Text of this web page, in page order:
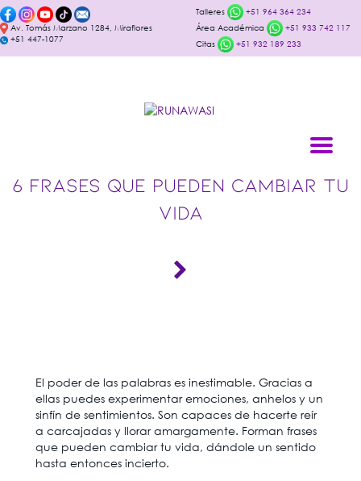
Av. Tomás Marzano 1284, Miraflores
+51 447-1077
Talleres
+51 964 364 234
Área Académica
+51 933 742 117
Citas
+51 932 189 233
6 FRASES QUE PUEDEN CAMBIAR TU
VIDA
El poder de las palabras es inestimable. Gracias a
ellas puedes experimentar emociones, anhelos y un
sinfín de sentimientos. Son capaces de hacerte reír
a carcajadas y llorar amargamente. Forman frases
que pueden cambiar tu vida, dándole un sentido
hasta entonces incierto.